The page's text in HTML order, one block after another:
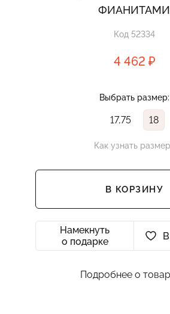
ФИАНИТАМИ
Код 52334
4 462 ₽
Выбрать размер:
17,75 18
Как узнать
В КОРЗИНУ
Намекнуть
о подарке
Подробнее о